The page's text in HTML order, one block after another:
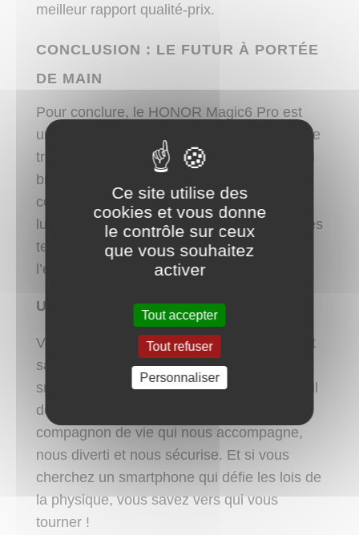
meilleur rapport qualité-prix.
CONCLUSION : LE FUTUR À PORTÉE
DE MAIN
Pour conclure, le HONOR Magic6 Pro est
une fenêtre ouverte sur le futur. Il est rare de
trouver un smartphone aussi complet, aussi
bien pensé, qui semble vraiment
comprendre et anticiper nos besoins. Avec
lui, HONOR ne se contente pas de suivre les
tendances, il les crée. Alors, prêts à vivre
l’expérience Magic6 Pro ?
Un Smartphone Pas Comme les Autres
Voilà, vous avez désormais tout ce qu’il faut
savoir sur le HONOR Magic6 Pro. Un
smartphone qui n’est pas seulement un outil
de communication, mais un véritable
compagnon de vie qui nous accompagne,
nous diverti et nous sécurise. Et si vous
cherchez un smartphone qui défie les lois de
la physique, vous savez vers qui vous
tourner !
Ce site utilise des
cookies et vous donne
le contrôle sur ceux
que vous souhaitez
activer
Tout accepter
Tout refuser
Personnaliser